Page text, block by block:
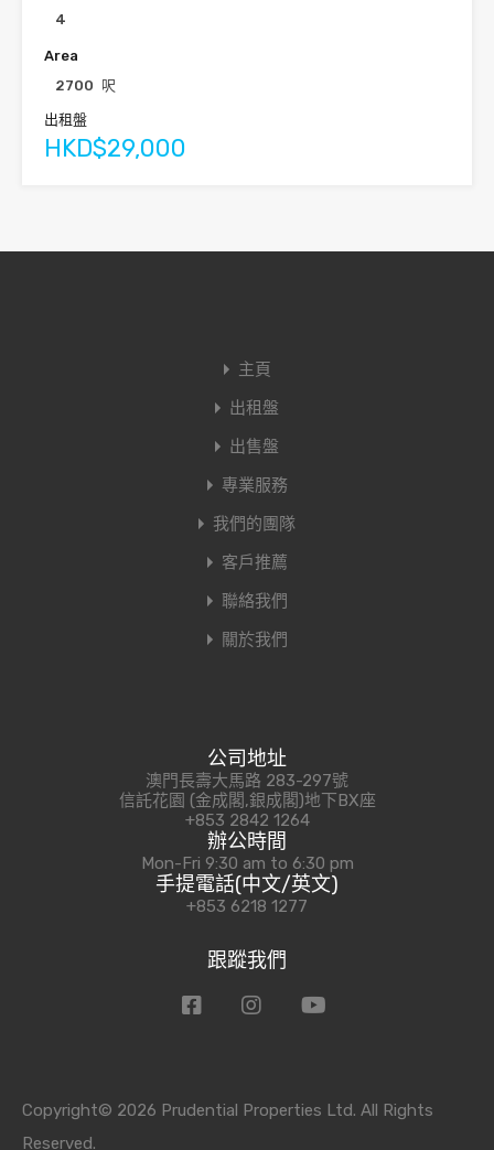
4
Area
2700 呎
出租盤
HKD$29,000
主頁
出租盤
出售盤
專業服務
我們的團隊
客戶推薦
聯絡我們
關於我們
公司地址
澳門長壽大馬路 283-297號
信託花園 (金成閣,銀成閣)地下BX座
+853 2842 1264
辦公時間
Mon-Fri 9:30 am to 6:30 pm
手提電話(中文/英文)
+853 6218 1277
跟蹤我們
Copyright© 2026 Prudential Properties Ltd. All Rights
Reserved.